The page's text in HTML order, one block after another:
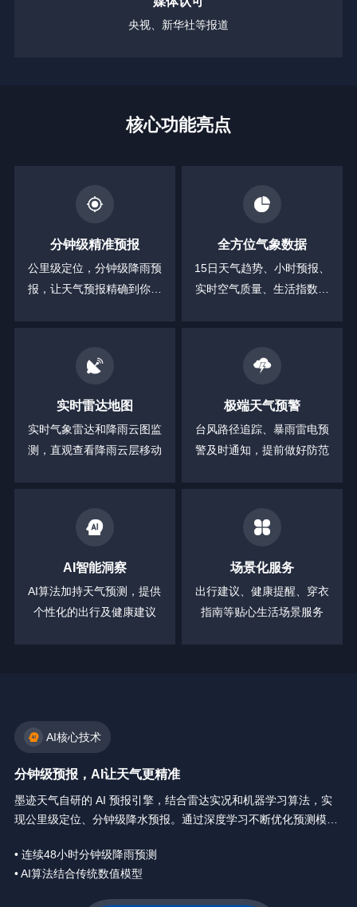
央视、新华社等报道
核心功能亮点
分钟级精准预报
公里级定位，分钟级降雨预
报，让天气预报精确到你身
全方位气象数据
15日天气趋势、小时预报、
实时空气质量、生活指数等
实时雷达地图
实时气象雷达和降雨云图监
测，直观查看降雨云层移动
极端天气预警
台风路径追踪、暴雨雷电预
警及时通知，提前做好防范
AI智能洞察
AI算法加持天气预测，提供
个性化的出行及健康建议
场景化服务
出行建议、健康提醒、穿衣
指南等贴心生活场景服务
AI核心技术
分钟级预报，AI让天气更精准
墨迹天气自研的 AI 预报引擎，结合雷达实况和机器学习算法，实
现公里级定位、分钟级降水预报。通过深度学习不断优化预测模
• 连续48小时分钟级降雨预测
• AI算法结合传统数值模型